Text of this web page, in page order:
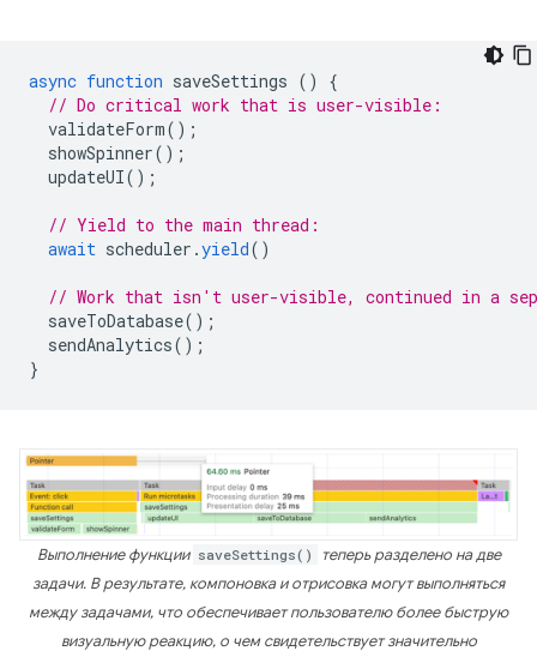
async function saveSettings ()
{
// Do critical work that is user-visible:
validateForm();
showSpinner();
updateUI();
// Yield to the main thread:
await scheduler .yield()
// Work that isn't user-visible, continued in a
saveToDatabase();
sendAnalytics();
}
Выполнение функции saveSettings()
теперь разделено на две
задачи. В результате, компоновка и отрисовка могут выполняться
между задачами, что обеспечивает пользователю более быструю
визуальную реакцию, о чем свидетельствует значительно